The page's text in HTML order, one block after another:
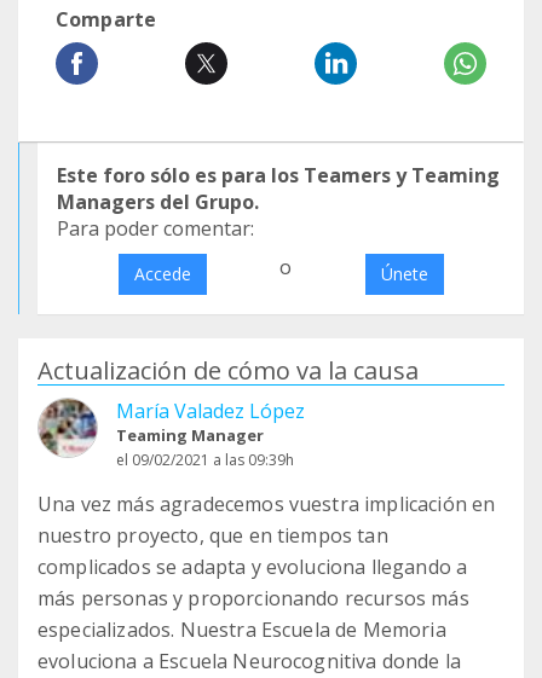
Comparte
Este foro sólo es para los Teamers y Teaming
Managers del Grupo.
Para poder comentar:
Accede o Únete
Actualización de cómo va la causa
María Valadez López
Teaming Manager
el 09/02/2021 a las 09:39h
Una vez más agradecemos vuestra implicación en
nuestro proyecto, que en tiempos tan
complicados se adapta y evoluciona llegando a
más personas y proporcionando recursos más
especializados. Nuestra Escuela de Memoria
evoluciona a Escuela Neurocognitiva donde la